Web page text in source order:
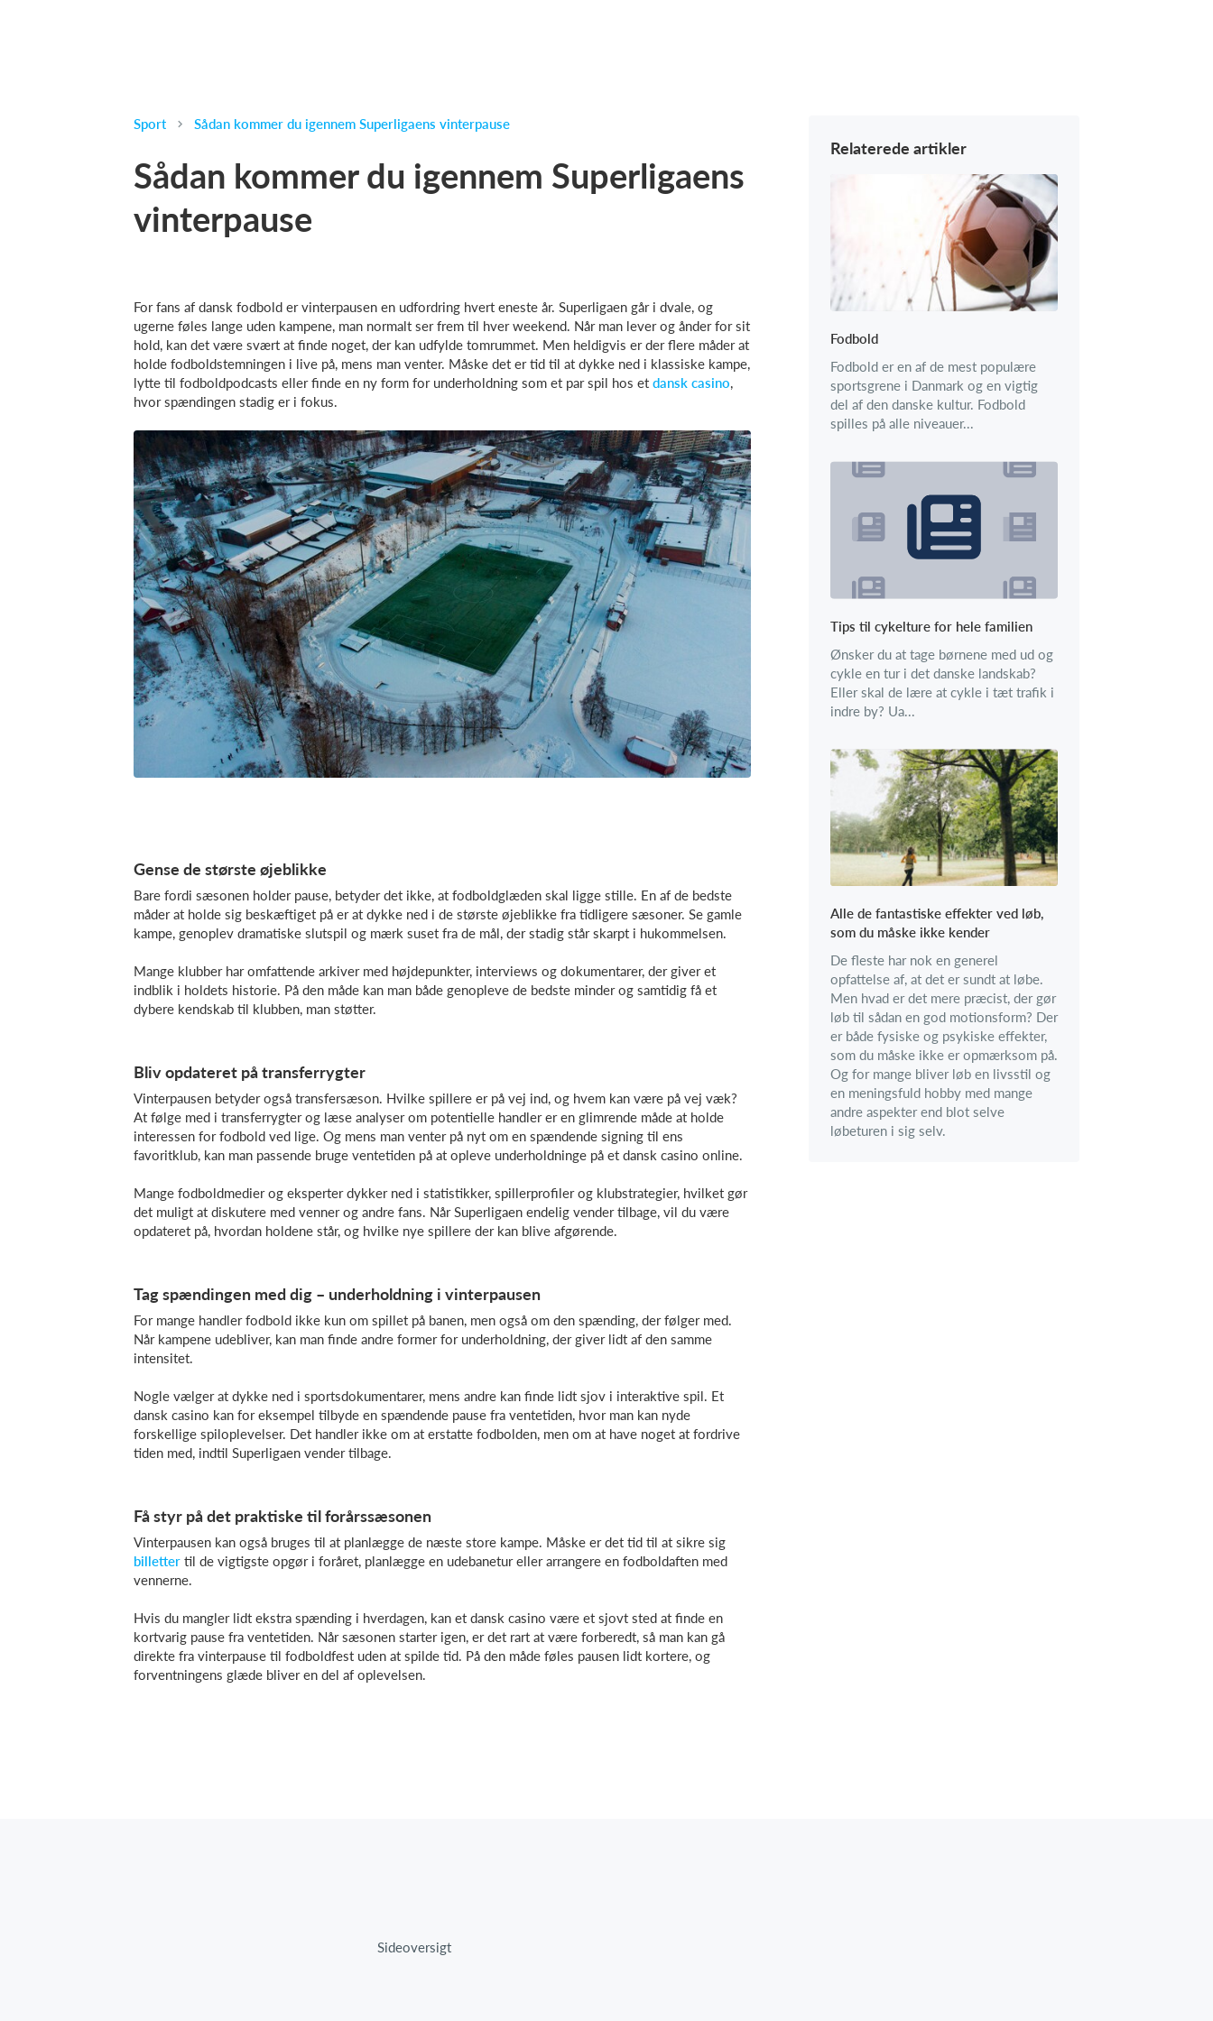
Sport Sådan kommer du igennem Superligaens vinterpause
Sådan kommer du igennem Superligaens
vinterpause
For fans af dansk fodbold er vinterpausen en udfordring hvert eneste år. Superligaen går i dvale, og
ugerne føles lange uden kampene, man normalt ser frem til hver weekend. Når man lever og ånder for sit
hold, kan det være svært at finde noget, der kan udfylde tomrummet. Men heldigvis er der flere måder at
holde fodboldstemningen i live på, mens man venter. Måske det er tid til at dykke ned i klassiske kampe,
lytte til fodboldpodcasts eller finde en ny form for underholdning som et par spil hos et dansk casino,
hvor spændingen stadig er i fokus.
Gense de største øjeblikke
Bare fordi sæsonen holder pause, betyder det ikke, at fodboldglæden skal ligge stille. En af de bedste
måder at holde sig beskæftiget på er at dykke ned i de største øjeblikke fra tidligere sæsoner. Se gamle
kampe, genoplev dramatiske slutspil og mærk suset fra de mål, der stadig står skarpt i hukommelsen.
Mange klubber har omfattende arkiver med højdepunkter, interviews og dokumentarer, der giver et
indblik i holdets historie. På den måde kan man både genopleve de bedste minder og samtidig få et
dybere kendskab til klubben, man støtter.
Bliv opdateret på transferrygter
Vinterpausen betyder også transfersæson. Hvilke spillere er på vej ind, og hvem kan være på vej væk?
At følge med i transferrygter og læse analyser om potentielle handler er en glimrende måde at holde
interessen for fodbold ved lige. Og mens man venter på nyt om en spændende signing til ens
favoritklub, kan man passende bruge ventetiden på at opleve underholdninge på et dansk casino online.
Mange fodboldmedier og eksperter dykker ned i statistikker, spillerprofiler og klubstrategier, hvilket gør
det muligt at diskutere med venner og andre fans. Når Superligaen endelig vender tilbage, vil du være
opdateret på, hvordan holdene står, og hvilke nye spillere der kan blive afgørende.
Tag spændingen med dig – underholdning i vinterpausen
For mange handler fodbold ikke kun om spillet på banen, men også om den spænding, der følger med.
Når kampene udebliver, kan man finde andre former for underholdning, der giver lidt af den samme
intensitet.
Nogle vælger at dykke ned i sportsdokumentarer, mens andre kan finde lidt sjov i interaktive spil. Et
dansk casino kan for eksempel tilbyde en spændende pause fra ventetiden, hvor man kan nyde
forskellige spiloplevelser. Det handler ikke om at erstatte fodbolden, men om at have noget at fordrive
tiden med, indtil Superligaen vender tilbage.
Få styr på det praktiske til forårssæsonen
Vinterpausen kan også bruges til at planlægge de næste store kampe. Måske er det tid til at sikre sig
billetter til de vigtigste opgør i foråret, planlægge en udebanetur eller arrangere en fodboldaften med
vennerne.
Hvis du mangler lidt ekstra spænding i hverdagen, kan et dansk casino være et sjovt sted at finde en
kortvarig pause fra ventetiden. Når sæsonen starter igen, er det rart at være forberedt, så man kan gå
direkte fra vinterpause til fodboldfest uden at spilde tid. På den måde føles pausen lidt kortere, og
forventningens glæde bliver en del af oplevelsen.
Relaterede artikler
Fodbold
Fodbold er en af de mest populære
sportsgrene i Danmark og en vigtig
del af den danske kultur. Fodbold
spilles på alle niveauer...
Tips til cykelture for hele familien
Ønsker du at tage børnene med ud og
cykle en tur i det danske landskab?
Eller skal de lære at cykle i tæt trafik i
indre by? Ua...
Alle de fantastiske effekter ved løb,
som du måske ikke kender
De fleste har nok en generel
opfattelse af, at det er sundt at løbe.
Men hvad er det mere præcist, der gør
løb til sådan en god motionsform? Der
er både fysiske og psykiske effekter,
som du måske ikke er opmærksom på.
Og for mange bliver løb en livsstil og
en meningsfuld hobby med mange
andre aspekter end blot selve
løbeturen i sig selv.
Sideoversigt